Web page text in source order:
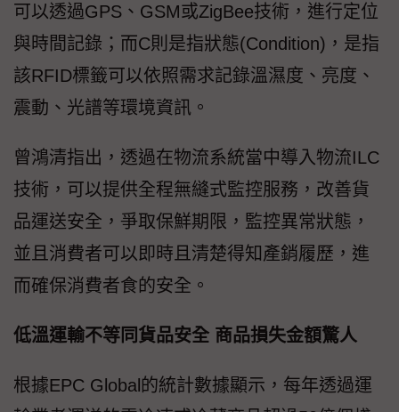
可以透過GPS、GSM或ZigBee技術，進行定位
與時間記錄；而C則是指狀態(Condition)，是指
該RFID標籤可以依照需求記錄溫濕度、亮度、
震動、光譜等環境資訊。
曾鴻清指出，透過在物流系統當中導入物流ILC
技術，可以提供全程無縫式監控服務，改善貨
品運送安全，爭取保鮮期限，監控異常狀態，
並且消費者可以即時且清楚得知產銷履歷，進
而確保消費者食的安全。
低溫運輸不等同貨品安全 商品損失金額驚人
根據EPC Global的統計數據顯示，每年透過運